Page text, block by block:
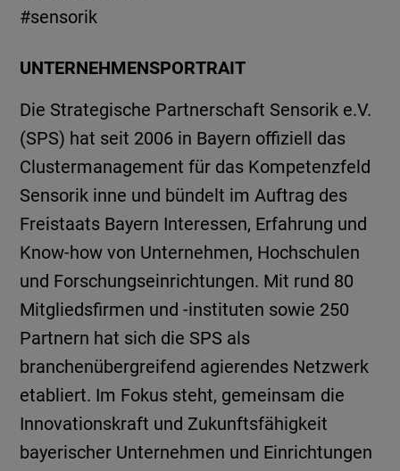
#sensorik
UNTERNEHMENSPORTRAIT
Die Strategische Partnerschaft Sensorik e.V.
(SPS) hat seit 2006 in Bayern offiziell das
Clustermanagement für das Kompetenzfeld
Sensorik inne und bündelt im Auftrag des
Freistaats Bayern Interessen, Erfahrung und
Know-how von Unternehmen, Hochschulen
und Forschungseinrichtungen. Mit rund 80
Mitgliedsfirmen und -instituten sowie 250
Partnern hat sich die SPS als
branchenübergreifend agierendes Netzwerk
etabliert. Im Fokus steht, gemeinsam die
Innovationskraft und Zukunftsfähigkeit
bayerischer Unternehmen und Einrichtungen